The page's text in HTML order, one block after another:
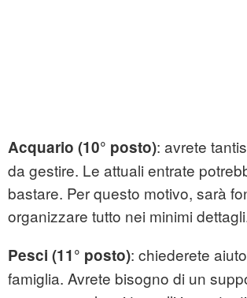
Acquario (10° posto): avrete
da gestire. Le attuali entrate
bastare. Per questo motivo, sarà
organizzare tutto nei minimi
Pesci (11° posto): chiederete
famiglia. Avrete bisogno di un